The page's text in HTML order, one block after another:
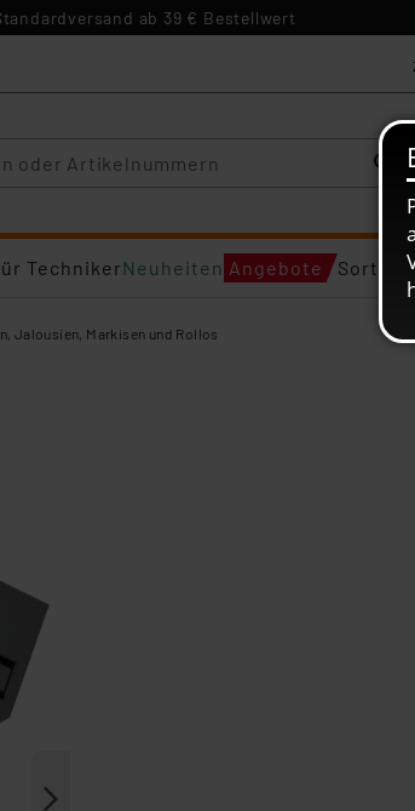
ab 39 € Bestellwert
TechnikerNeuheiten Angebote
Jalousien, Markisen und Rollos